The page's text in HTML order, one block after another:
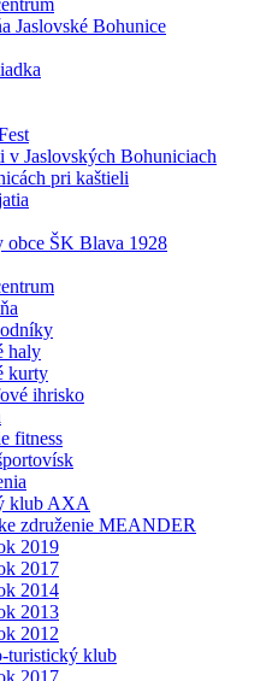
Jaslovské Bohunice
v Jaslovských Bohuniciach
pri kaštieli
obce ŠK Blava 1928
haly
kurty
ihrisko
fitness
klub AXA
združenie MEANDER
2019
2017
2014
2013
2012
turistický klub
2017